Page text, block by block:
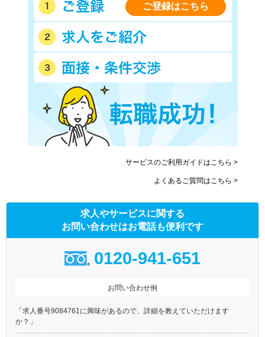
ご登録はこちら
サービスのご利用ガイドはこちら >
よくあるご質問はこちら >
求人やサービスに関する
お問い合わせはお電話も便利です
0120-941-651
お問い合わせ例
「求人番号9084761に興味があるので、詳細を教えていただけます
か？」